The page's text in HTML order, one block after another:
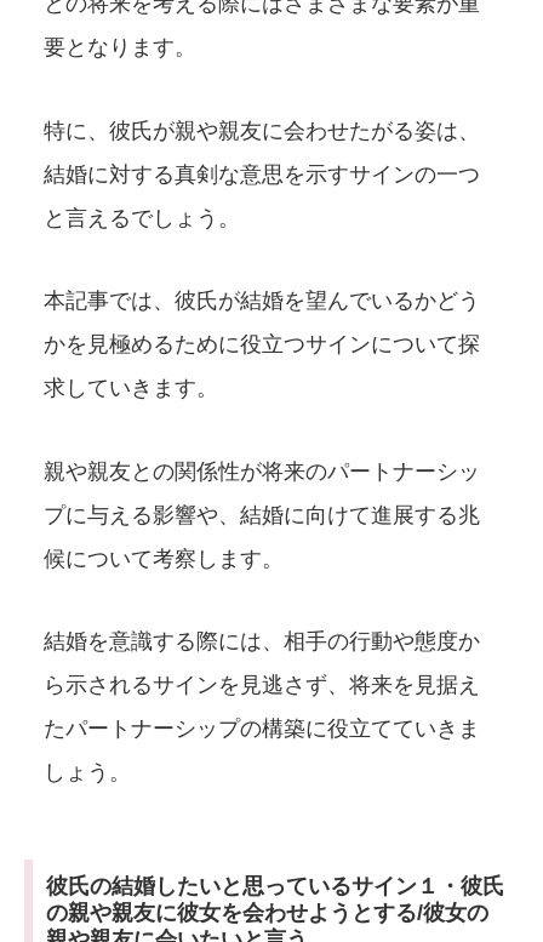
要となります。
特に、彼氏が親や親友に会わせたがる姿は、
結婚に対する真剣な意思を示すサインの一つ
と言えるでしょう。
本記事では、彼氏が結婚を望んでいるかどう
かを見極めるために役立つサインについて探
求していきます。
親や親友との関係性が将来のパートナーシッ
プに与える影響や、結婚に向けて進展する兆
候について考察します。
結婚を意識する際には、相手の行動や態度か
ら示されるサインを見逃さず、将来を見据え
たパートナーシップの構築に役立てていきま
しょう。
彼氏の結婚したいと思っているサイン１・彼氏
の親や親友に彼女を会わせようとする/彼女の